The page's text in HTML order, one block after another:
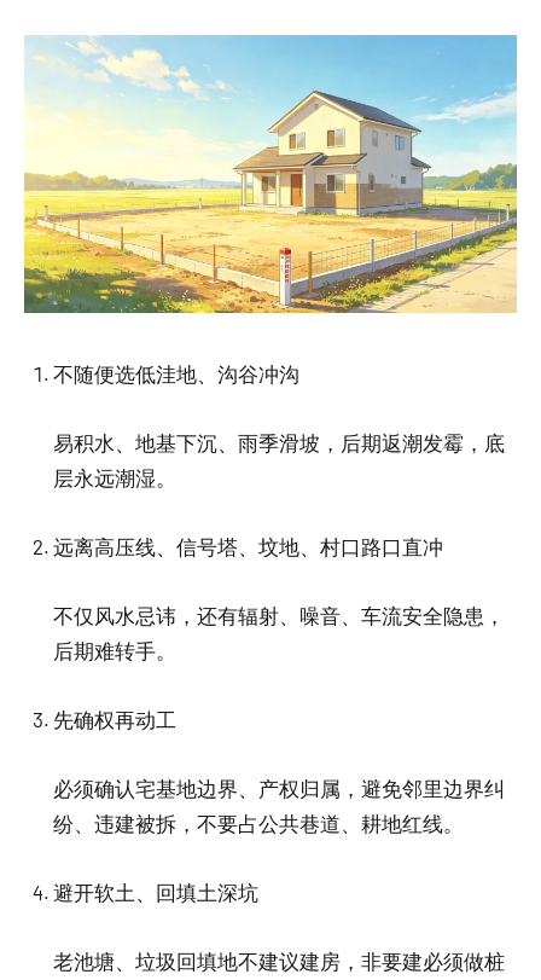
不随便选低洼地、沟谷冲沟
易积水、地基下沉、雨季滑坡，后期返潮发霉，底
层永远潮湿。
远离高压线、信号塔、坟地、村口路口直冲
不仅风水忌讳，还有辐射、噪音、车流安全隐患，
后期难转手。
先确权再动工
必须确认宅基地边界、产权归属，避免邻里边界纠
纷、违建被拆，不要占公共巷道、耕地红线。
避开软土、回填土深坑
老池塘、垃圾回填地不建议建房，非要建必须做桩